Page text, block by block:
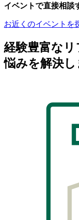
イベントで直接相談
お近くのイベントを
経験豊富な
悩みを解決し